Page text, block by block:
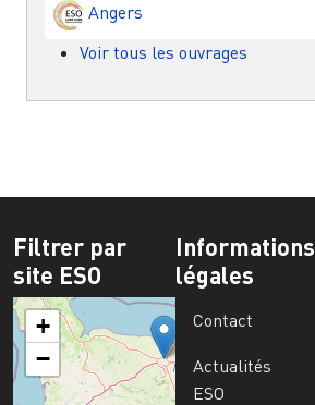
Angers
Voir tous les ouvrages
Filtrer par
site ESO
+
−
Informations
légales
Contact
Actualités
ESO